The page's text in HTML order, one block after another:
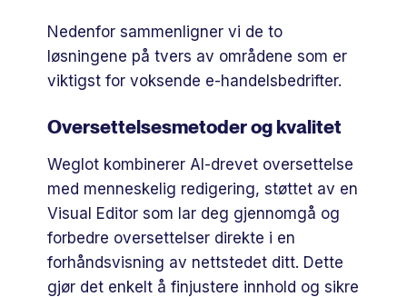
Nedenfor sammenligner vi de to
løsningene på tvers av områdene som er
viktigst for voksende e-handelsbedrifter.
Oversettelsesmetoder og kvalitet
Weglot kombinerer AI-drevet oversettelse
med menneskelig redigering, støttet av en
Visual Editor som lar deg gjennomgå og
forbedre oversettelser direkte i en
forhåndsvisning av nettstedet ditt. Dette
gjør det enkelt å finjustere innhold og sikre